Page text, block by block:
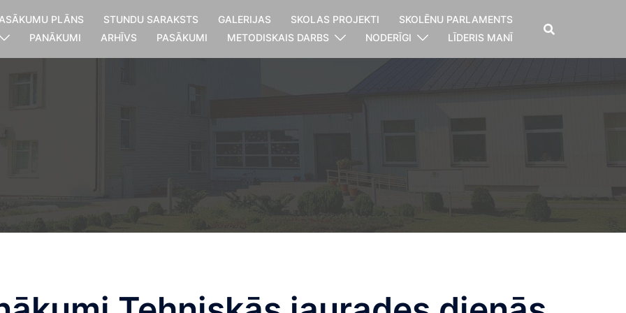
PLĀNS STUNDU SARAKSTS GALERIJAS SKOLAS PROJEKTI
SKOLĒNU PARLAMENTS
PANĀKUMI ARHĪVS PASĀKUMI METODISKAIS DARBS NODERĪGI LĪDERIS MANĪ